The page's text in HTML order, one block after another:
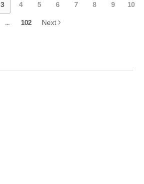
3 4 5 6 7 8 9 10
... 102 Next